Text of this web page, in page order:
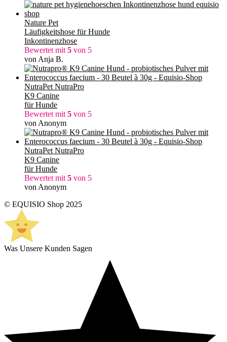
Nature Pet
Läufigkeitshose für Hunde
Inkontinenzhose
Bewertet mit 5 von 5
von Anja B.
NutraPet NutraPro
K9 Canine
für Hunde
Bewertet mit 5 von 5
von Anonym
NutraPet NutraPro
K9 Canine
für Hunde
Bewertet mit 5 von 5
von Anonym
© EQUISIO Shop 2025
Was Unsere Kunden Sagen